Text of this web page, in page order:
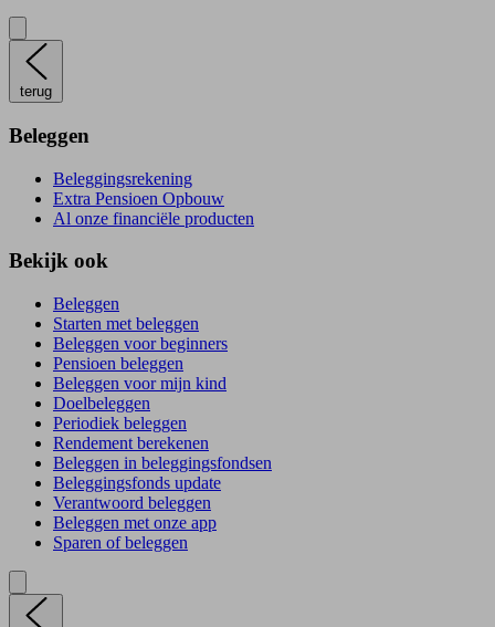
terug
Beleggen
Beleggingsrekening
Extra Pensioen Opbouw
Al onze financiële producten
Bekijk ook
Beleggen
Starten met beleggen
Beleggen voor beginners
Pensioen beleggen
Beleggen voor mijn kind
Doelbeleggen
Periodiek beleggen
Rendement berekenen
Beleggen in beleggingsfondsen
Beleggingsfonds update
Verantwoord beleggen
Beleggen met onze app
Sparen of beleggen